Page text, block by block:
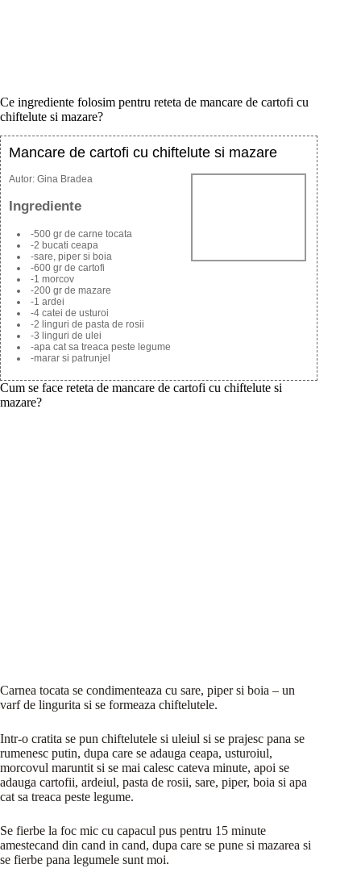
Ce ingrediente folosim pentru reteta de mancare de cartofi cu
chiftelute si mazare?
Mancare de cartofi cu chiftelute si mazare
Autor: Gina Bradea
Ingrediente
-500 gr de carne tocata
-2 bucati ceapa
-sare, piper si boia
-600 gr de cartofi
-1 morcov
-200 gr de mazare
-1 ardei
-4 catei de usturoi
-2 linguri de pasta de rosii
-3 linguri de ulei
-apa cat sa treaca peste legume
-marar si patrunjel
Cum se face reteta de mancare de cartofi cu chiftelute si
mazare?
Carnea tocata se condimenteaza cu sare, piper si boia – un
varf de lingurita si se formeaza chiftelutele.
Intr-o cratita se pun chiftelutele si uleiul si se prajesc pana se
rumenesc putin, dupa care se adauga ceapa, usturoiul,
morcovul maruntit si se mai calesc cateva minute, apoi se
adauga cartofii, ardeiul, pasta de rosii, sare, piper, boia si apa
cat sa treaca peste legume.
Se fierbe la foc mic cu capacul pus pentru 15 minute
amestecand din cand in cand, dupa care se pune si mazarea si
se fierbe pana legumele sunt moi.